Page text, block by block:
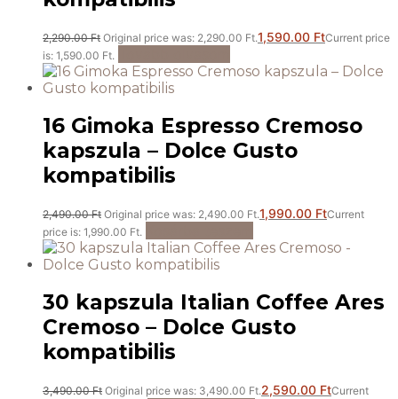
2,290.00Ft Original price was: 2,290.00 Ft.1,590.00 FtCurrent price
is: 1,590.00 Ft.
16 Gimoka Espresso Cremoso
kapszula – Dolce Gusto
kompatibilis
2,490.00Ft Original price was: 2,490.00 Ft.1,990.00 FtCurrent
price is: 1,990.00 Ft.
30 kapszula Italian Coffee Ares
Cremoso – Dolce Gusto
kompatibilis
3,490.00Ft Original price was: 3,490.00 Ft.2,590.00 FtCurrent